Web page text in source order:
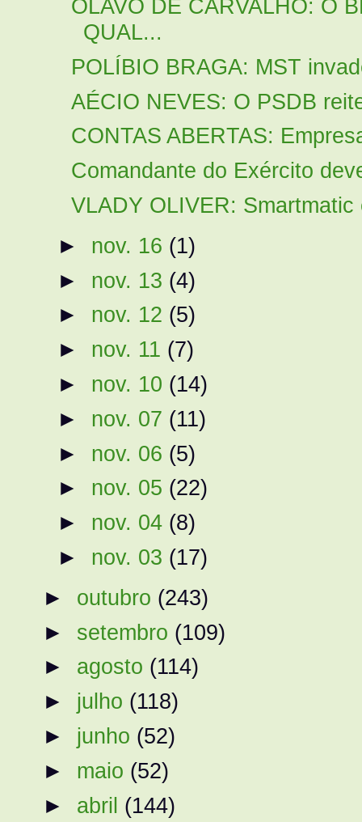
OLAVO DE CARVALHO: O
QUAL...
POLÍBIO BRAGA: MST
AÉCIO NEVES: O PSDB
CONTAS ABERTAS:
Comandante do Exército
VLADY OLIVER:
► nov. 16 (1)
► nov. 13 (4)
► nov. 12 (5)
► nov. 11 (7)
► nov. 10 (14)
► nov. 07 (11)
► nov. 06 (5)
► nov. 05 (22)
► nov. 04 (8)
► nov. 03 (17)
► outubro (243)
► setembro (109)
► agosto (114)
► julho (118)
► junho (52)
► maio (52)
► abril (144)